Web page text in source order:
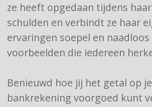
ze heeft opgedaan tijdens
schulden en verbindt ze haar
ervaringen soepel en naadloos
voorbeelden die iedereen
Benieuwd hoe jij het getal op je
bankrekening voorgoed kunt